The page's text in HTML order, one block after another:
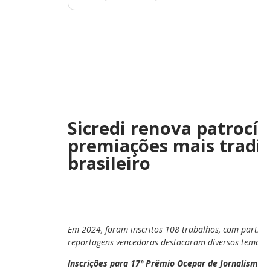
Sicredi renova
premiações mais
brasileiro
Em 2024, foram inscritos 108 trabalhos, com
reportagens vencedoras destacaram diversos
Inscrições para 17º Prêmio Ocepar de